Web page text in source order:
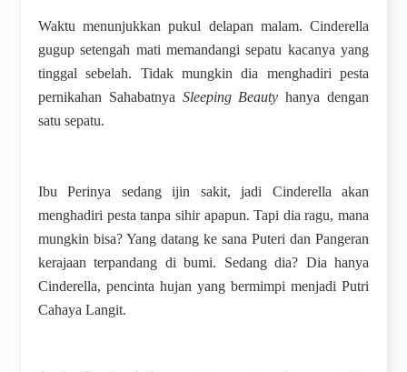
Waktu menunjukkan pukul delapan malam. Cinderella
gugup setengah mati memandangi sepatu kacanya yang
tinggal sebelah. Tidak mungkin dia menghadiri pesta
pernikahan Sahabatnya Sleeping Beauty hanya dengan
satu sepatu.
Ibu Perinya sedang ijin sakit, jadi Cinderella akan
menghadiri pesta tanpa sihir apapun. Tapi dia ragu, mana
mungkin bisa? Yang datang ke sana Puteri dan Pangeran
kerajaan terpandang di bumi. Sedang dia? Dia hanya
Cinderella, pencinta hujan yang bermimpi menjadi Putri
Cahaya Langit.